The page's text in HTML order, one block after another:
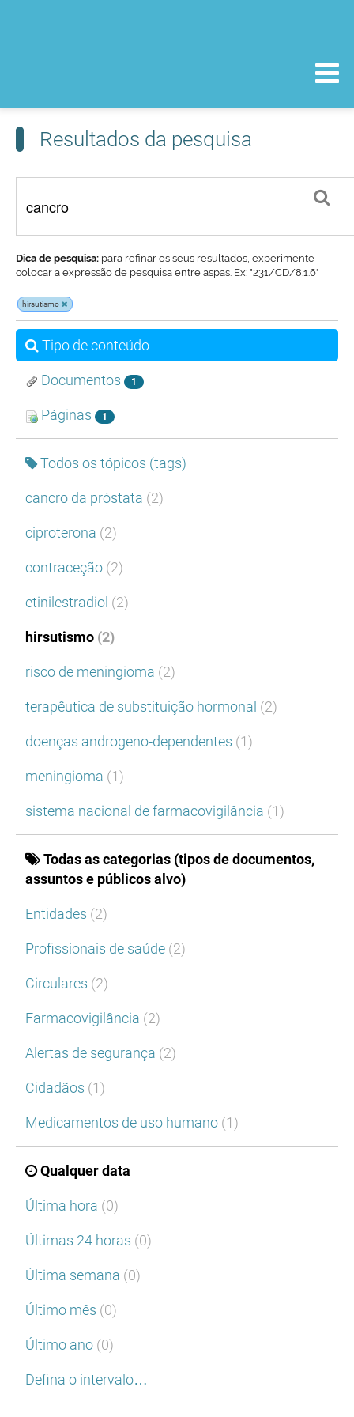
Resultados da pesquisa
Dica de pesquisa: para refinar os seus resultados, experimente
colocar a expressão de pesquisa entre aspas. Ex: "231/CD/8.1.6"
hirsutismo
Tipo de conteúdo
Documentos 1
Páginas 1
Todos os tópicos (tags)
cancro da próstata (2)
ciproterona (2)
contraceção (2)
etinilestradiol (2)
hirsutismo (2)
risco de meningioma (2)
terapêutica de substituição hormonal (2)
doenças androgeno-dependentes (1)
meningioma (1)
sistema nacional de farmacovigilância (1)
Todas as categorias (tipos de documentos,
assuntos e públicos alvo)
Entidades (2)
Profissionais de saúde (2)
Circulares (2)
Farmacovigilância (2)
Alertas de segurança (2)
Cidadãos (1)
Medicamentos de uso humano (1)
Qualquer data
Última hora (0)
Últimas 24 horas (0)
Última semana (0)
Último mês (0)
Último ano (0)
Defina o intervalo…